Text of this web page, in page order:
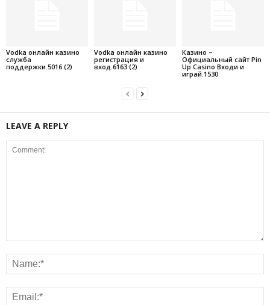
Vodka онлайн казино
служба
поддержки.5016 (2)
Vodka онлайн казино
регистрация и
вход.6163 (2)
Казино –
Официальный сайт Pin
Up Casino Входи и
играй.1530
LEAVE A REPLY